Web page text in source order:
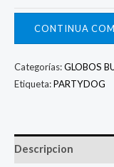
CONTINUA
Categorías:GLOBOS
Etiqueta:PARTYDOG
Descripcion